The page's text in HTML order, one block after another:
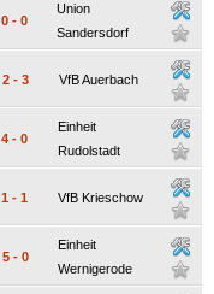
0 - 0
Union
Sandersdorf
2 - 3 VfB Auerbach
4 - 0
Einheit
Rudolstadt
1 - 1 VfB Krieschow
5 - 0
Einheit
Wernigerode